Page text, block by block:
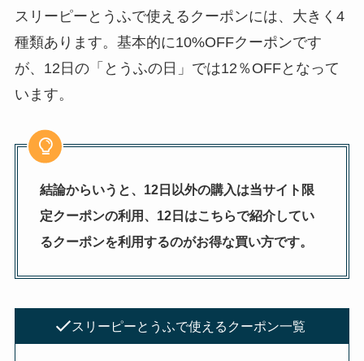
スリーピーとうふで使えるクーポンには、大きく4
種類あります。基本的に10%OFFクーポンです
が、12日の「とうふの日」では12％OFFとなって
います。
結論からいうと、12日以外の購入は当サイト限
定クーポンの利用、12日はこちらで紹介してい
るクーポンを利用するのがお得な買い方です。
スリーピーとうふで使えるクーポン一覧